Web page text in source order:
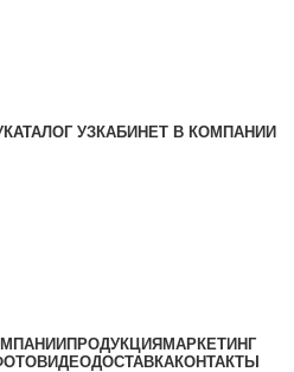
КАТАЛОГ УЗКАБИНЕТ В КОМПАНИИ
ПРОДУКЦИЯ МАРКЕТИНГ
ВИДЕОДОСТАВКАКОНТАКТЫ